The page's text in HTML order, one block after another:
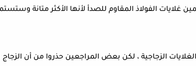
غلايات الفولاذ المقاوم للصدأ لأنها الأكثر متانة
الزجاجية ، لكن بعض المراجعين حذروا من أن